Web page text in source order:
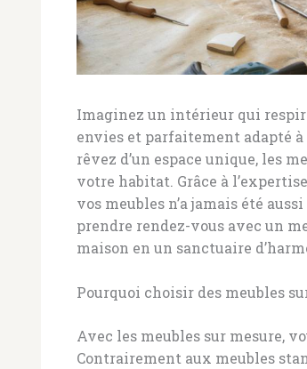
Imaginez un intérieur qui
envies et parfaitement adapté
rêvez d’un espace unique, les
votre habitat. Grâce à
vos meubles n’a jamais été
prendre rendez-vous avec un
maison en un sanctuaire
Pourquoi choisir des meubles
Avec les meubles sur mesure,
Contrairement aux meubles